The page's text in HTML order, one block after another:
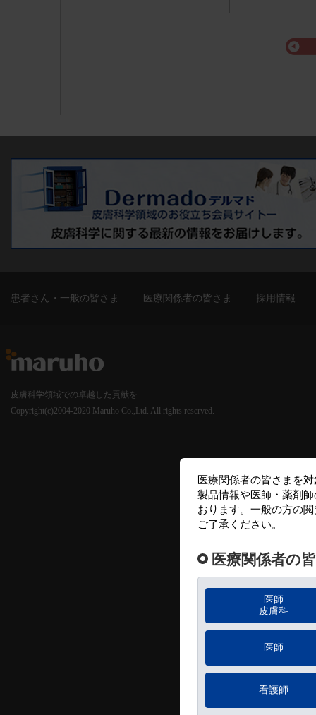
患者さん・一般の皆さま 医療関係者の皆さま 採用情報
皮膚科学領域での卓越した貢献を
Copyright(c)2004-2020 Maruho Co.,Ltd. All rights reserved.